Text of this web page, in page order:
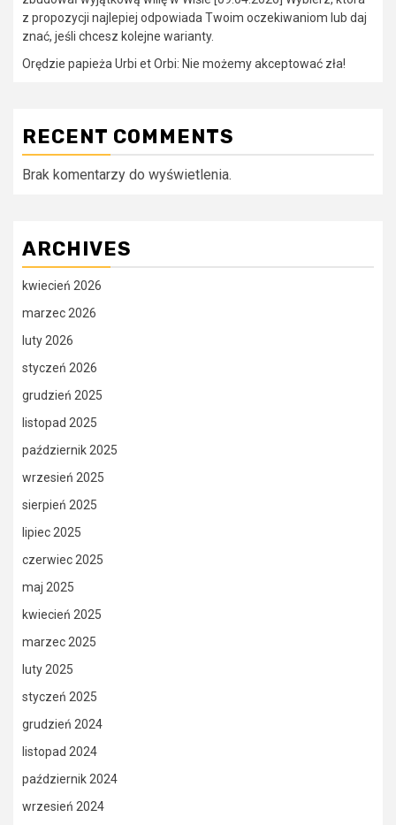
z propozycji najlepiej odpowiada Twoim oczekiwaniom lub daj
znać, jeśli chcesz kolejne warianty.
Orędzie papieża Urbi et Orbi: Nie możemy akceptować zła!
RECENT COMMENTS
Brak komentarzy do wyświetlenia.
ARCHIVES
kwiecień 2026
marzec 2026
luty 2026
styczeń 2026
grudzień 2025
listopad 2025
październik 2025
wrzesień 2025
sierpień 2025
lipiec 2025
czerwiec 2025
maj 2025
kwiecień 2025
marzec 2025
luty 2025
styczeń 2025
grudzień 2024
listopad 2024
październik 2024
wrzesień 2024